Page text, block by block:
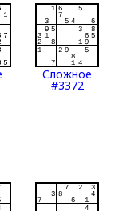
Сложное
#3372